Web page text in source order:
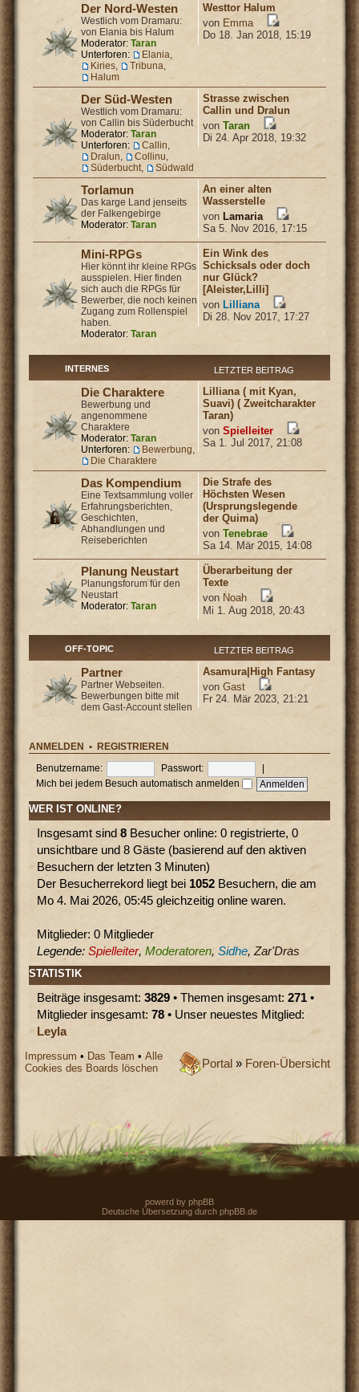
Der Nord-Westen
Westlich vom Dramaru:
von Elania bis Halum
Moderator: Taran
Unterforen:
Elania
Kiries
Tribuna
Halum
Westtor Halum
von Emma
Do 18. Jan 2018, 15:19
Der Süd-Westen
Westlich vom Dramaru:
von Callin bis Süderbucht
Moderator: Taran
Unterforen:
Callin
Dralun
Collinu
Süderbucht
Südwald
Strasse zwischen
Callin und Dralun
vonTaran
Di 24. Apr 2018, 19:32
Torlamun
Das karge Land jenseits
der Falkengebirge
Moderator: Taran
An einer alten
Wasserstelle
von Lamaria
Sa 5. Nov 2016, 17:15
Mini-RPGs
Hier könnt ihr kleine RPGs
ausspielen. Hier finden
sich auch die RPGs für
Bewerber, die noch keinen
Zugang zum Rollenspiel
haben.
Moderator: Taran
Ein Wink des
Schicksals oder doch
nur Glück?
[Aleister,Lilli]
von Lilliana
Di 28. Nov 2017, 17:27
INTERNES LETZTER BEITRAG
Die Charaktere
Bewerbung und
angenommene
Charaktere
Moderator: Taran
Unterforen:
Bewerbung,
Die Charaktere
Lilliana ( mit Kyan,
Suavi) ( Zweitcharakter
Taran)
vonSpielleiter
Sa 1. Jul 2017, 21:08
Das Kompendium
Eine Textsammlung voller
Erfahrungsberichten,
Geschichten,
Abhandlungen und
Reiseberichten
Die Strafe des
Höchsten Wesen
(Ursprungslegende
der Quima)
vonTenebrae
Sa 14. Mär 2015, 14:08
Planung Neustart
Planungsforum für den
Neustart
Moderator: Taran
Überarbeitung der
Texte
von Noah
Mi 1. Aug 2018, 20:43
OFF-TOPIC LETZTER BEITRAG
Partner
Partner Webseiten.
Bewerbungen bitte mit
dem Gast-Account stellen
Asamura|High Fantasy
vonGast
Fr 24. Mär 2023, 21:21
ANMELDEN •REGISTRIEREN
Benutzername: Passwort:
Mich bei jedem Besuch automatisch anmelden
WER IST ONLINE?
Insgesamt sind8 Besucher online: 0 registrierte, 0
unsichtbare und 8 Gäste (basierend auf den aktiven
Besuchern der letzten 3 Minuten)
Der Besucherrekord liegt bei 1052 Besuchern, die am
Mo 4. Mai 2026, 05:45 gleichzeitig online waren.
Mitglieder: 0 Mitglieder
Legende:Spielleiter,Moderatoren,Sidhe,Zar'Dras
STATISTIK
Beiträge insgesamt:3829 • Themen insgesamt:271 •
Mitglieder insgesamt:78 • Unser neuestes Mitglied:
Leyla
Portal» Foren-Übersicht
Impressum • Das Team •Alle
Cookies des Boards löschen
powerd by phpBB
Deutsche Übersetzung durch phpBB.de